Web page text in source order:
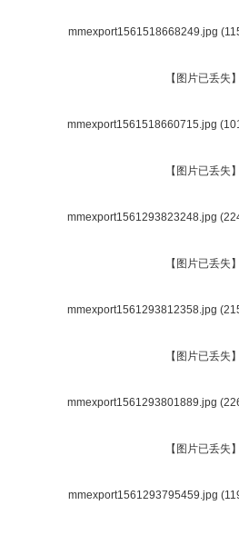
mmexport1561518668249.jpg
【图片已丢失】
mmexport1561518660715.jpg
【图片已丢失】
mmexport1561293823248.jpg
【图片已丢失】
mmexport1561293812358.jpg
【图片已丢失】
mmexport1561293801889.jpg
【图片已丢失】
mmexport1561293795459.jpg